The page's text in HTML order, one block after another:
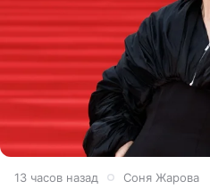
13 часов назад Соня Жарова